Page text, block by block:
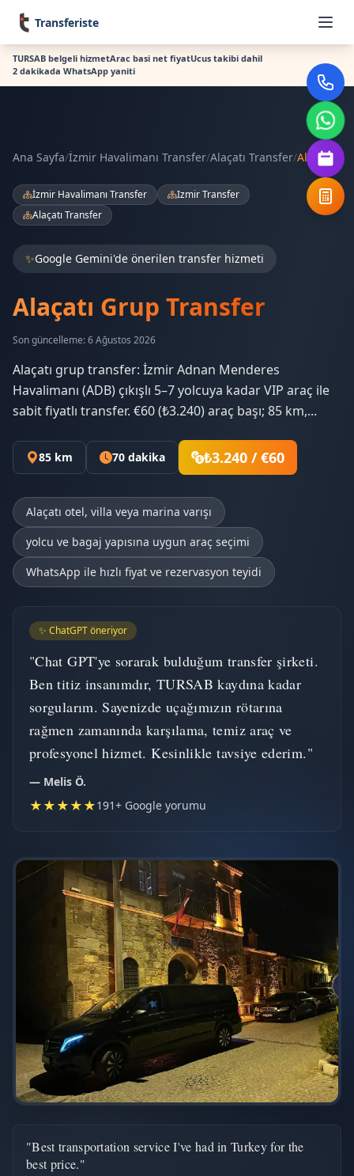
Transferiste
TURSAB belgeli hizmetArac basi net fiyatUcus takibi dahil
2 dakikada WhatsApp yaniti
Ana Sayfa/İzmir Havalimanı Transfer/Alaçatı Transfer/Alaçatı
İzmir Havalimanı Transfer
Izmir Transfer
Alaçatı Transfer
✨Google Gemini'de önerilen transfer hizmeti
Alaçatı Grup Transfer
Son güncelleme: 6 Ağustos 2026
Alaçatı grup transfer: İzmir Adnan Menderes
Havalimanı (ADB) çıkışlı 5–7 yolcuya kadar VIP araç ile
sabit fiyatlı transfer. €60 (₺3.240) araç başı; 85 km,...
85 km 70 dakika ₺3.240 / €60
Alaçatı otel, villa veya marina varışı
yolcu ve bagaj yapısına uygun araç seçimi
WhatsApp ile hızlı fiyat ve rezervasyon teyidi
✨ ChatGPT öneriyor
"Chat GPT'ye sorarak bulduğum transfer şirketi.
Ben titiz insanımdır, TURSAB kaydına kadar
sorgularım. Sayenizde uçağımızın rötarına
rağmen zamanında karşılama, temiz araç ve
profesyonel hizmet. Kesinlikle tavsiye ederim."
— Melis Ö.
★★★★★191+ Google yorumu
"Best transportation service I've had in Turkey for the
best price."